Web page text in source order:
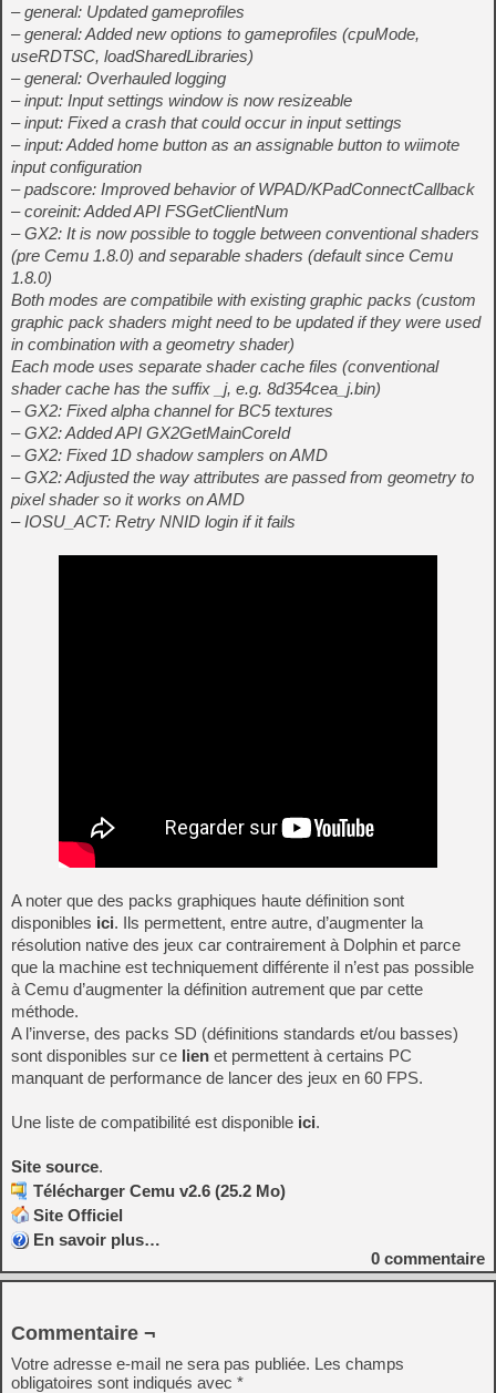
– general: Updated gameprofiles
– general: Added new options to gameprofiles (cpuMode,
useRDTSC, loadSharedLibraries)
– general: Overhauled logging
– input: Input settings window is now resizeable
– input: Fixed a crash that could occur in input settings
– input: Added home button as an assignable button to wiimote
input configuration
– padscore: Improved behavior of WPAD/KPadConnectCallback
– coreinit: Added API FSGetClientNum
– GX2: It is now possible to toggle between conventional shaders
(pre Cemu 1.8.0) and separable shaders (default since Cemu
1.8.0)
Both modes are compatibile with existing graphic packs (custom
graphic pack shaders might need to be updated if they were used
in combination with a geometry shader)
Each mode uses separate shader cache files (conventional
shader cache has the suffix _j, e.g. 8d354cea_j.bin)
– GX2: Fixed alpha channel for BC5 textures
– GX2: Added API GX2GetMainCoreId
– GX2: Fixed 1D shadow samplers on AMD
– GX2: Adjusted the way attributes are passed from geometry to
pixel shader so it works on AMD
– IOSU_ACT: Retry NNID login if it fails
A noter que des packs graphiques haute définition sont
disponibles ici. Ils permettent, entre autre, d’augmenter la
résolution native des jeux car contrairement à Dolphin et parce
que la machine est techniquement différente il n’est pas possible
à Cemu d’augmenter la définition autrement que par cette
méthode.
A l’inverse, des packs SD (définitions standards et/ou basses)
sont disponibles sur ce lien et permettent à certains PC
manquant de performance de lancer des jeux en 60 FPS.
Une liste de compatibilité est disponible ici.
Site source.
Télécharger Cemu v2.6 (25.2 Mo)
Site Officiel
En savoir plus…
0 commentaire
Commentaire ¬
Votre adresse e-mail ne sera pas publiée. Les champs
obligatoires sont indiqués avec *